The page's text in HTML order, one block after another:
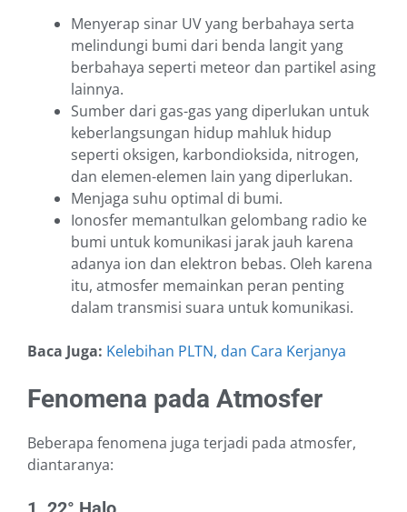
Menyerap sinar UV yang berbahaya serta
melindungi bumi dari benda langit yang
berbahaya seperti meteor dan partikel asing
lainnya.
Sumber dari gas-gas yang diperlukan untuk
keberlangsungan hidup mahluk hidup
seperti oksigen, karbondioksida, nitrogen,
dan elemen-elemen lain yang diperlukan.
Menjaga suhu optimal di bumi.
Ionosfer memantulkan gelombang radio ke
bumi untuk komunikasi jarak jauh karena
adanya ion dan elektron bebas. Oleh karena
itu, atmosfer memainkan peran penting
dalam transmisi suara untuk komunikasi.
Baca Juga: Kelebihan PLTN, dan Cara Kerjanya
Fenomena pada Atmosfer
Beberapa fenomena juga terjadi pada atmosfer,
diantaranya: